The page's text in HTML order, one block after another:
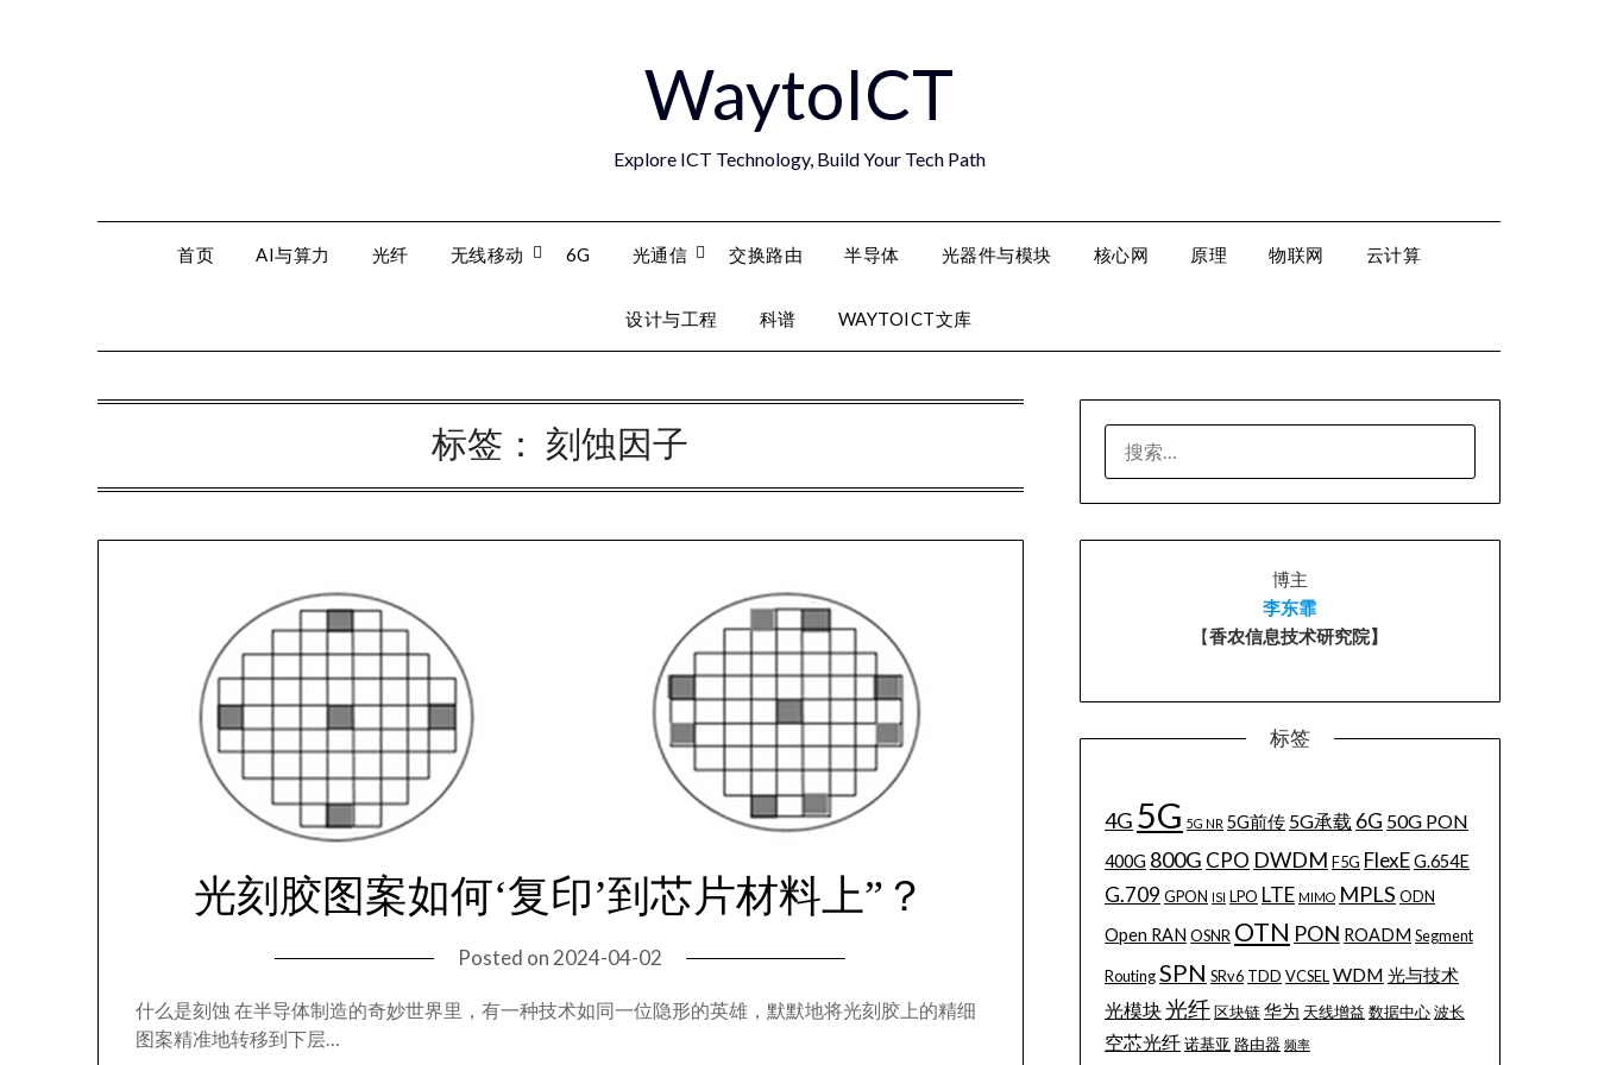
WaytoICT
Explore ICT Technology, Build Your Tech Path
首页 AI与算力 光纤 无线移动 6G 光通信 交换路由 半导体 光器件与模块 核心网 原理 物联网 云计算
设计与工程 科谱 WAYTOICT文库
标签： 刻蚀因子
光刻胶图案如何‘复印’到芯片材料上”？
Posted on2024-04-02
什么是刻蚀 在半导体制造的奇妙世界里，有一种技术如同一位隐形的英雄，默默地将光刻胶上的精细
图案精准地转移到下层…
索：
博主
李东霏
【香农信息技术研究院】
标签
4G 5G 5G NR 5G前传 5G承载 6G 50G PON
400G 800G CPO DWDM F5G FlexEG.654E
G.709 GPON ISI LPO LTE MIMO MPLS ODN
Open RAN OSNR OTN PON ROADM Segment
RoutingSPN SRv6 TDD VCSELWDM 光与技术
光模块光纤区块链华为 天线增益 数据中心波长
空芯光纤诺基亚 路由器 频率